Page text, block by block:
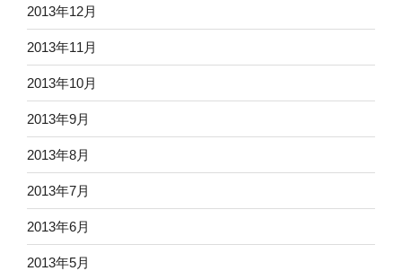
2013年12月
2013年11月
2013年10月
2013年9月
2013年8月
2013年7月
2013年6月
2013年5月